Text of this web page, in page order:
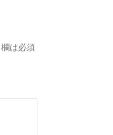
は必須